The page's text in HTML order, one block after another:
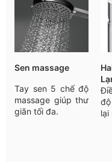
Sen massage
Tay sen 5 chế độ
massage giúp thư
giãn tối đa.
độ
lại